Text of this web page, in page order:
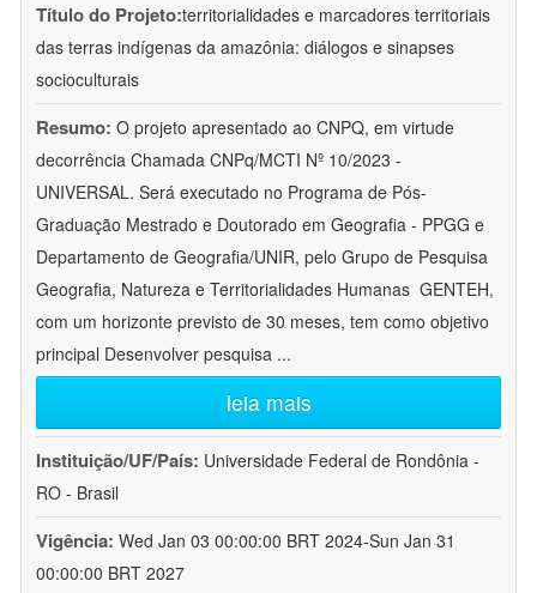
Título do Projeto:territorialidades e marcadores territoriais
das terras indígenas da amazônia: diálogos e sinapses
socioculturais
Resumo: O projeto apresentado ao CNPQ, em virtude
decorrência Chamada CNPq/MCTI Nº 10/2023 -
UNIVERSAL. Será executado no Programa de Pós-
Graduação Mestrado e Doutorado em Geografia - PPGG e
Departamento de Geografia/UNIR, pelo Grupo de Pesquisa
Geografia, Natureza e Territorialidades Humanas  GENTEH,
com um horizonte previsto de 30 meses, tem como objetivo
principal Desenvolver pesquisa ...
leia mais
Instituição/UF/País: Universidade Federal de Rondônia -
RO - Brasil
Vigência: Wed Jan 03 00:00:00 BRT 2024-Sun Jan 31
00:00:00 BRT 2027